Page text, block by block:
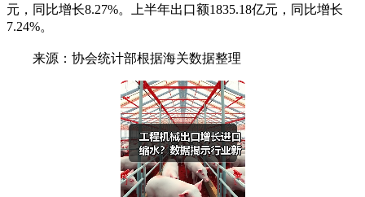
元，同比增长8.27%。上半年出口额1835.18亿元，同比增长
7.24%。
来源：协会统计部根据海关数据整理